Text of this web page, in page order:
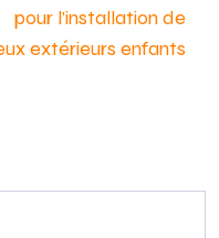
pour l’installation de
extérieurs enfants